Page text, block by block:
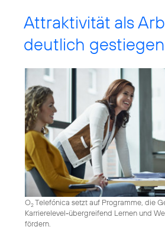
Attraktivität als
deutlich gestiegen
O2Telefónica setzt auf Programme, die
Karrierelevel-übergreifend Lernen und
fördern.